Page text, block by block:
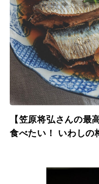
【笠原将弘さんの最
食べたい！ いわしの